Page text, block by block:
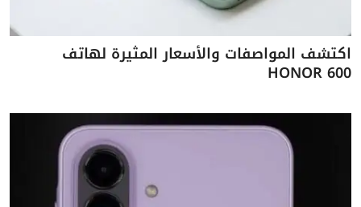
اكتشف المواصفات والأسعار المثيرة لهاتف
HONOR 600